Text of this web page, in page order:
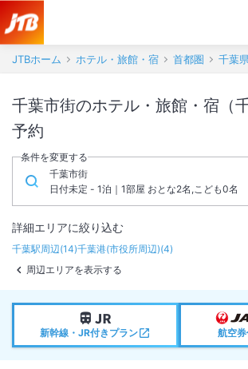
JTBホーム ホテル・旅館・宿 首都圏 千葉県
千葉市街のホテル・旅館・宿（千葉
予約
条件を変更する
千葉市街
日付未定 - 1泊｜1部屋 おとな2名,こども0名
詳細エリアに絞り込む
千葉駅周辺(14)千葉港(市役所周辺)(4)
周辺エリアを表示する
新幹線・JR付きプラン 航空